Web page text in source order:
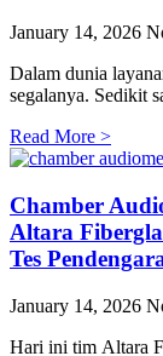
January 14, 2026
Dalam dunia
segalanya. Sedikit
Read More >
Chamber
Altara
Tes
January 14, 2026
Hari ini tim Altara